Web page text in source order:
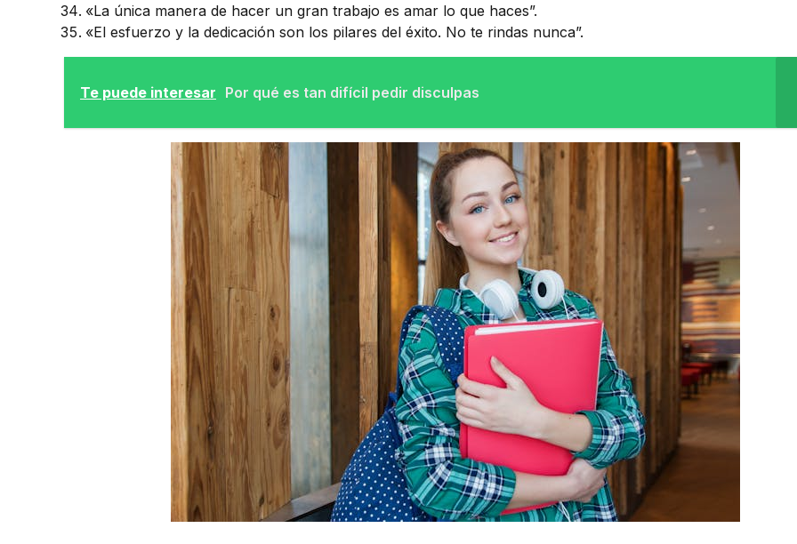
«La única manera de hacer un gran trabajo es amar lo que haces”.
«El esfuerzo y la dedicación son los pilares del éxito. No te rindas nunca”.
Te puede interesar Por qué es tan difícil pedir disculpas